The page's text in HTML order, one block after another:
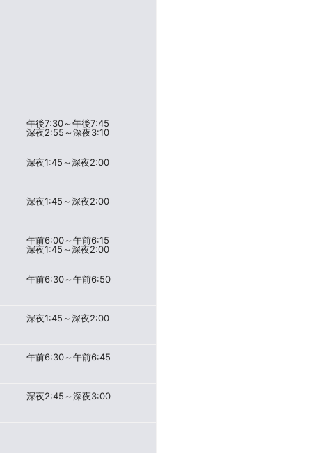
午後7:30～午後7:45
深夜2:55～深夜3:10
深夜1:45～深夜2:00
深夜1:45～深夜2:00
午前6:00～午前6:15
深夜1:45～深夜2:00
午前6:30～午前6:50
深夜1:45～深夜2:00
午前6:30～午前6:45
深夜2:45～深夜3:00